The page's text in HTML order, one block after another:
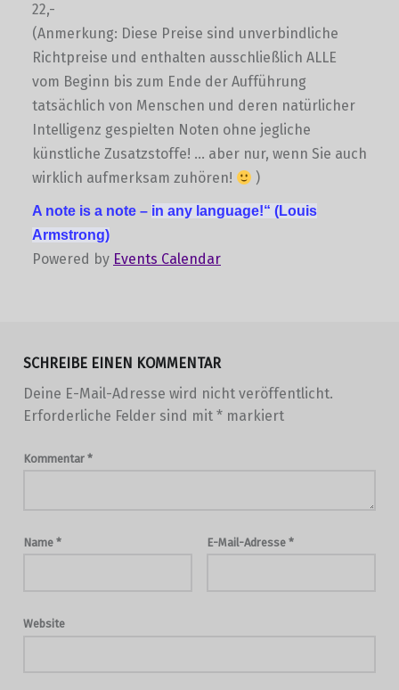
22,-
(Anmerkung: Diese Preise sind unverbindliche
Richtpreise und enthalten ausschließlich ALLE
vom Beginn bis zum Ende der Aufführung
tatsächlich von Menschen und deren natürlicher
Intelligenz gespielten Noten ohne jegliche
künstliche Zusatzstoffe! … aber nur, wenn Sie auch
wirklich aufmerksam zuhören!
)
A note is a note – in any language!“ (Louis
Armstrong)
Powered by Events Calendar
SCHREIBE EINEN KOMMENTAR
Deine E-Mail-Adresse wird nicht veröffentlicht.
Erforderliche Felder sind mit *markiert
Kommentar *
Name * E-Mail-Adresse *
Website